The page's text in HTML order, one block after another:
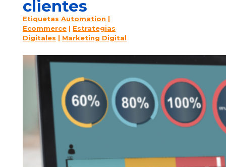
clientes
Etiquetas Automation |
Ecommerce | Estrategias
Digitales | Marketing Digital